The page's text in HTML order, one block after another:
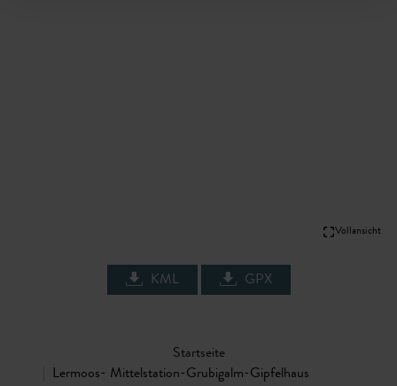
Vollansicht
KML GPX
Startseite
Lermoos- Mittelstation-Grubigalm-Gipfelhaus